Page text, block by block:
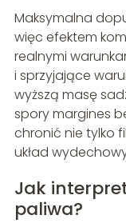
Maksymalna
więc efektem
realnymi
i sprzyjające
wyższą masę
spory margines
chronić nie tylko
układ
Jak
paliwa?